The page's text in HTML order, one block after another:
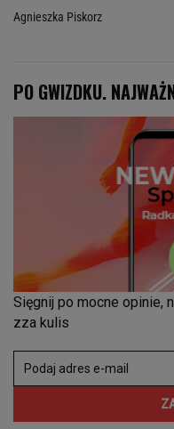
Agnieszka Piskorz